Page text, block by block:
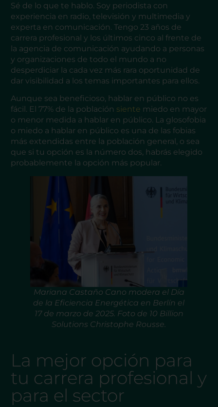
Sé de lo que te hablo. Soy periodista con
experiencia en radio, televisión y multimedia y
experta en comunicación. Tengo 23 años de
carrera profesional y los últimos cinco al frente de
la agencia de comunicación ayudando a personas
y organizaciones de todo el mundo a no
desperdiciar la cada vez más rara oportunidad de
dar visibilidad a los temas importantes para ellos.
Aunque sea beneficioso, hablar en público no es
fácil. El 77% de la población siente miedo en mayor
o menor medida a hablar en público. La glosofobia
o miedo a hablar en público es una de las fobias
más extendidas entre la población general, o sea
que si tu opción es la número dos, habrás elegido
probablemente la opción más popular.
Mariana Castaño Cano modera el Día
de la Eficiencia Energética en Berlín el
17 de marzo de 2025. Foto de 10 Billion
Solutions Christophe Rousse.
La mejor opción para
tu carrera profesional y
para el sector